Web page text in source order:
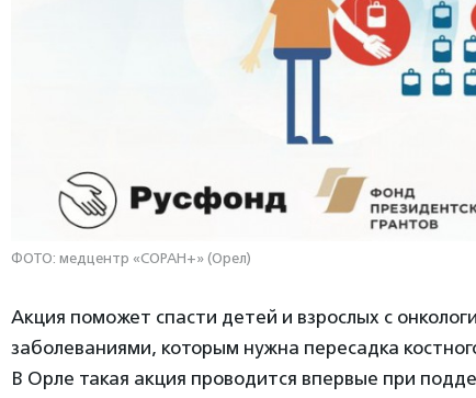
ФОТО: медцентр «СОРАН+» (Орел)
Акция поможет спасти детей и взрослых с
заболеваниями, которым нужна пересадка
В Орле такая акция проводится впервые при